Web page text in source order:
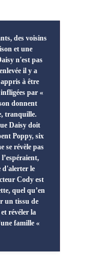
des voisins
et une
n'est pas
il y a
à être
par «
donnent
tranquille.
Daisy doit
Poppy, six
se révèle pas
d'alerter le
Cody est
quel qu’en
un tissu de
révéler la
famille «